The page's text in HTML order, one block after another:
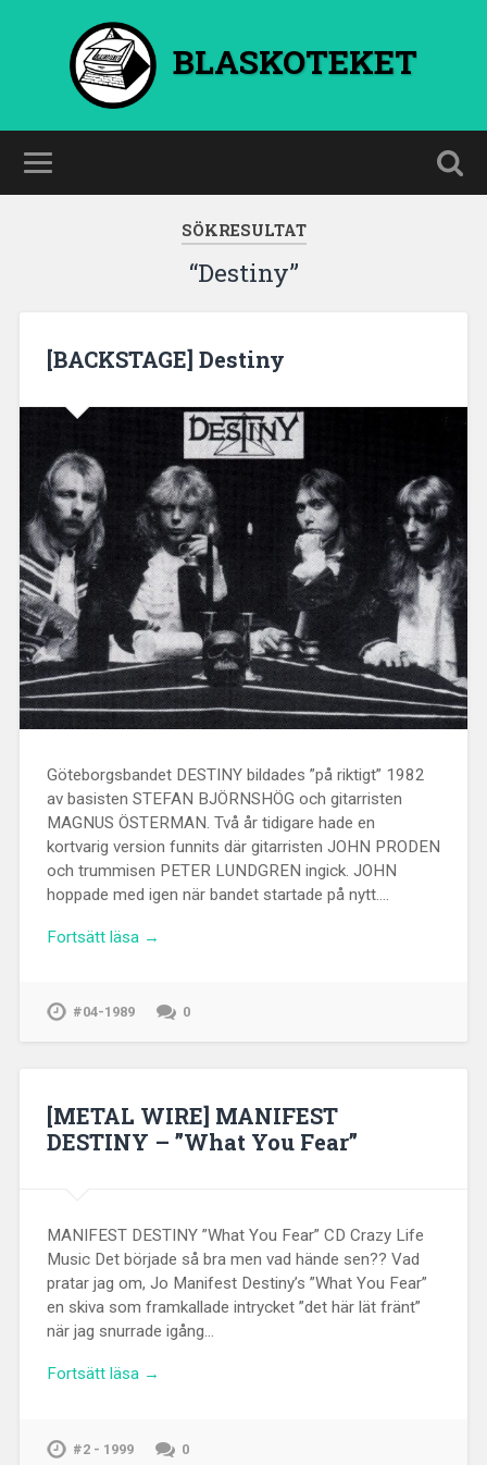
BLASKOTEKET
SÖKRESULTAT
“Destiny”
[BACKSTAGE] Destiny
Göteborgsbandet DESTINY bildades ”på riktigt” 1982
av basisten STEFAN BJÖRNSHÖG och gitarristen
MAGNUS ÖSTERMAN. Två år tidigare hade en
kortvarig version funnits där gitarristen JOHN PRODEN
och trummisen PETER LUNDGREN ingick. JOHN
hoppade med igen när bandet startade på nytt….
Fortsätt läsa →
#04-1989 0
[METAL WIRE] MANIFEST
DESTINY – ”What You Fear”
MANIFEST DESTINY ”What You Fear” CD Crazy Life
Music Det började så bra men vad hände sen?? Vad
pratar jag om, Jo Manifest Destiny’s ”What You Fear”
en skiva som framkallade intrycket ”det här lät fränt”
när jag snurrade igång…
Fortsätt läsa →
#2 - 1999 0